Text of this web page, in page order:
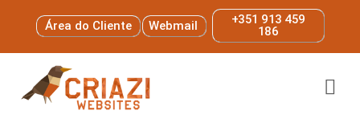
Área do Cliente Webmail
+351 913 459
186